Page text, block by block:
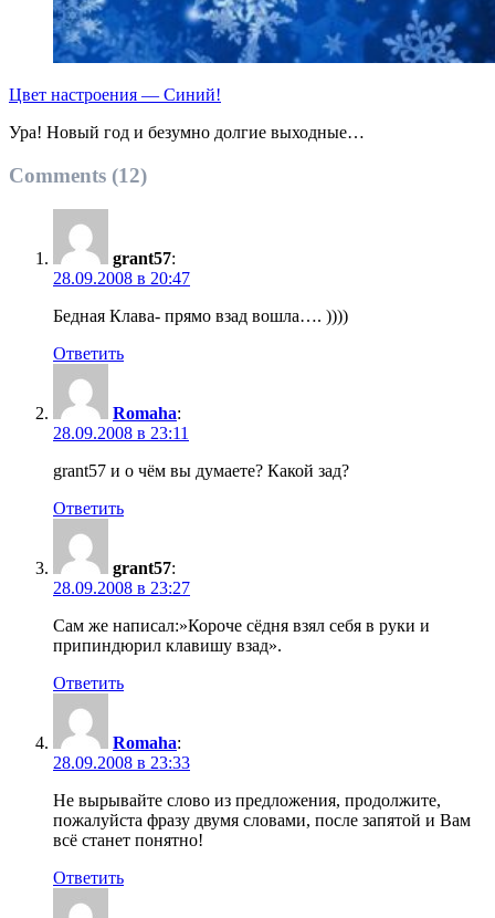
Цвет настроения — Синий!
Ура! Новый год и безумно долгие выходные…
Comments (12)
grant57:
28.09.2008 в 20:47
Бедная Клава- прямо взад вошла…. ))))
Ответить
Romaha:
28.09.2008 в 23:11
grant57 и о чём вы думаете? Какой зад?
Ответить
grant57:
28.09.2008 в 23:27
Сам же написал:»Короче сёдня взял себя в руки и
припиндюрил клавишу взад».
Ответить
Romaha:
28.09.2008 в 23:33
Не вырывайте слово из предложения, продолжите,
пожалуйста фразу двумя словами, после запятой и Вам
всё станет понятно!
Ответить